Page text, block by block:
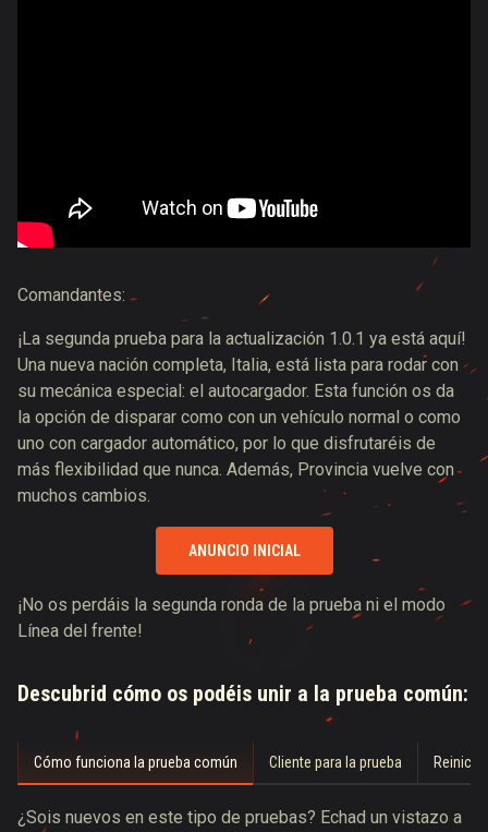
Comandantes:
¡La segunda prueba para la actualización 1.0.1 ya está aquí!
Una nueva nación completa, Italia, está lista para rodar con
su mecánica especial: el autocargador. Esta función os da
la opción de disparar como con un vehículo normal o como
uno con cargador automático, por lo que disfrutaréis de
más flexibilidad que nunca. Además, Provincia vuelve con
muchos cambios.
ANUNCIO INICIAL
¡No os perdáis la segunda ronda de la prueba ni el modo
Línea del frente!
Descubrid cómo os podéis unir a la prueba común:
Cómo funciona la prueba común Cliente para la prueba
¿Sois nuevos en este tipo de pruebas? Echad un vistazo a